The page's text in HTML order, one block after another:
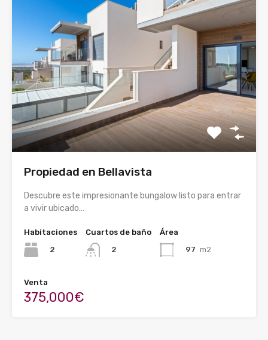
Propiedad en Bellavista
Descubre este impresionante bungalow listo para entrar
a vivir ubicado…
Habitaciones
2
Cuartos de baño
2
Área
97 m2
Venta
375,000€